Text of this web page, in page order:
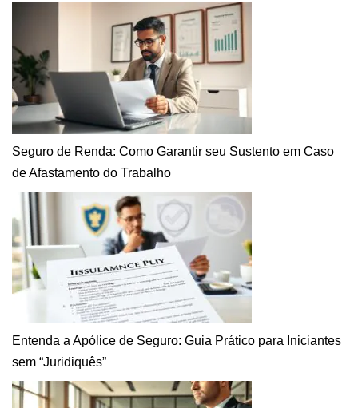
Seguro de Renda: Como Garantir seu Sustento em Caso
de Afastamento do Trabalho
Entenda a Apólice de Seguro: Guia Prático para Iniciantes
sem “Juridiquês”